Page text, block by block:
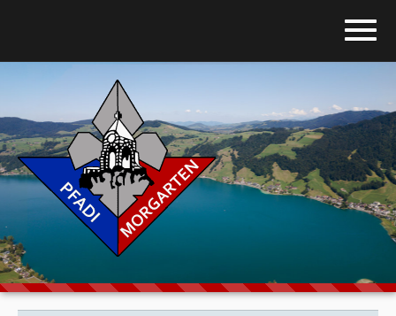
Blog
Über uns
Stufen